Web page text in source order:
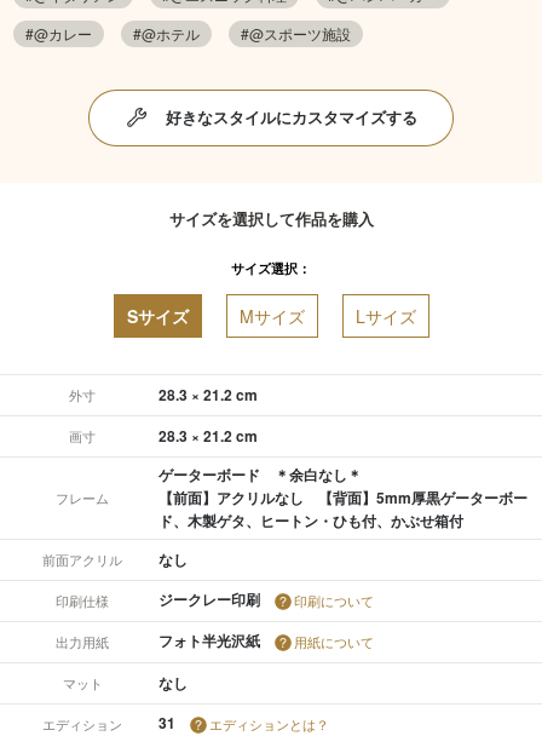
#@カレー
#@ホテル #@スポーツ施設
好きなスタイルにカスタマイズする
サイズを選択して作品を購入
サイズ選択：
Sサイズ Mサイズ Lサイズ
外寸 28.3 × 21.2 cm
画寸 28.3 × 21.2 cm
フレーム
ゲーターボード ＊余白なし＊
【前面】アクリルなし 【背面】5mm厚黒ゲーターボー
ド、木製ゲタ、ヒートン・ひも付、かぶせ箱付
前面アクリル なし
印刷仕様 ジークレー印刷 印刷について
出力用紙 フォト半光沢紙 用紙について
マット なし
エディション 31 エディションとは？